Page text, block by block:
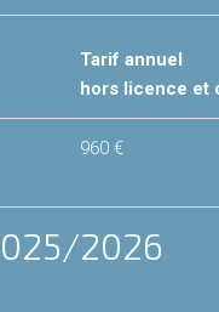
Tarif annuel
hors licence et
960 €
2026